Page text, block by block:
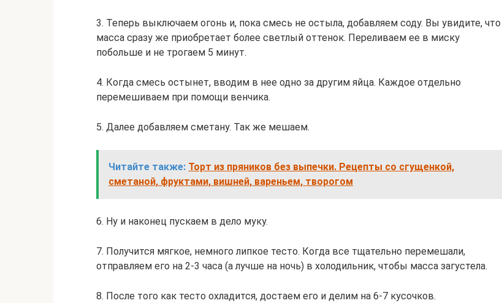
3. Теперь выключаем огонь и, пока смесь не остыла, добавляем соду. Вы увидите, что
масса сразу же приобретает более светлый оттенок. Переливаем ее в миску
побольше и не трогаем 5 минут.
4. Когда смесь остынет, вводим в нее одно за другим яйца. Каждое отдельно
перемешиваем при помощи венчика.
5. Далее добавляем сметану. Так же мешаем.
Читайте также: Торт из пряников без выпечки. Рецепты со сгущенкой,
сметаной, фруктами, вишней, вареньем, творогом
6. Ну и наконец пускаем в дело муку.
7. Получится мягкое, немного липкое тесто. Когда все тщательно перемешали,
отправляем его на 2-3 часа (а лучше на ночь) в холодильник, чтобы масса загустела.
8. После того как тесто охладится, достаем его и делим на 6-7 кусочков.